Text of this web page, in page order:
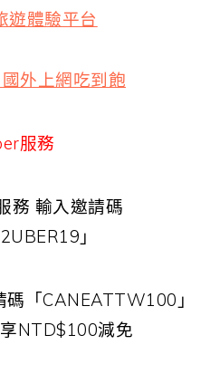
遊體驗平台
外上網吃到飽
服務
務 輸入邀請碼
」
「CANEATTW100」
NTD$100減免